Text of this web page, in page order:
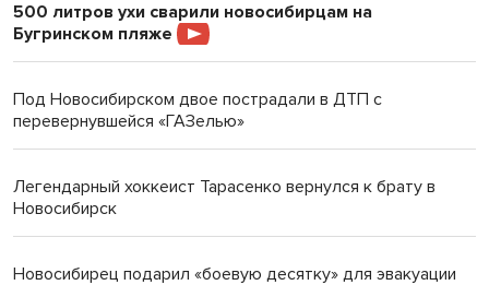
500 литров ухи сварили новосибирцам на
Бугринском пляже
Под Новосибирском двое пострадали в ДТП с
перевернувшейся «ГАЗелью»
Легендарный хоккеист Тарасенко вернулся к брату в
Новосибирск
Новосибирец подарил «боевую десятку» для эвакуации